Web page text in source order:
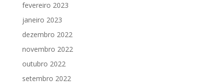
fevereiro 2023
janeiro 2023
dezembro 2022
novembro 2022
outubro 2022
setembro 2022